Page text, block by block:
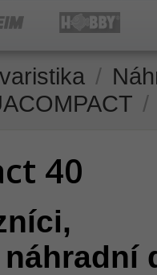
/
/
40